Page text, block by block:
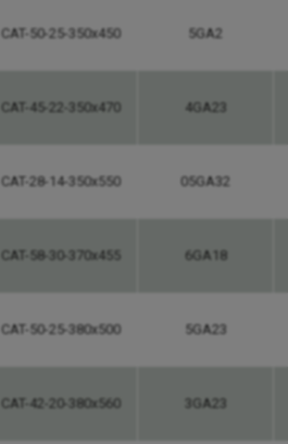
CAT-50-25-350x450 5GA2
CAT-45-22-350x470 4GA23
CAT-28-14-350x550 05GA32
CAT-58-30-370x455 6GA18
CAT-50-25-380x500 5GA23
CAT-42-20-380x560 3GA23